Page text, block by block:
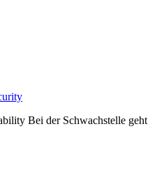
Bei der Schwachstelle geht